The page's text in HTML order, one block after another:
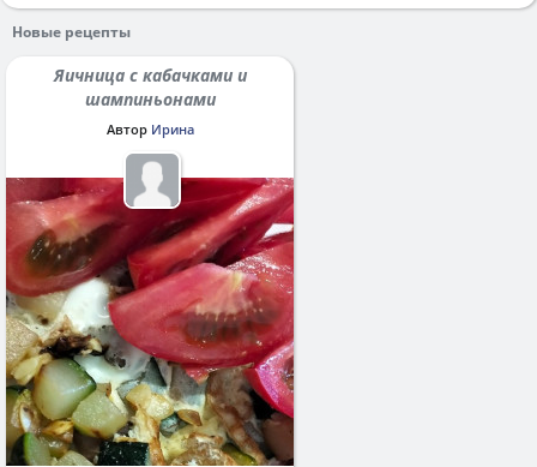
Новые рецепты
Яичница с кабачками и
шампиньонами
Автор Ирина